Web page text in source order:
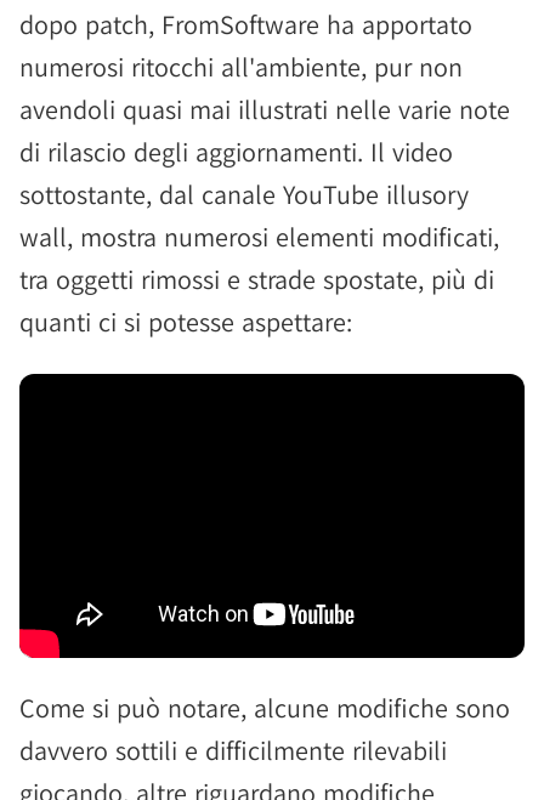
dopo patch, FromSoftware ha apportato
numerosi ritocchi all'ambiente, pur non
avendoli quasi mai illustrati nelle varie note
di rilascio degli aggiornamenti. Il video
sottostante, dal canale YouTube illusory
wall, mostra numerosi elementi modificati,
tra oggetti rimossi e strade spostate, più di
quanti ci si potesse aspettare:
Come si può notare, alcune modifiche sono
davvero sottili e difficilmente rilevabili
giocando, altre riguardano modifiche